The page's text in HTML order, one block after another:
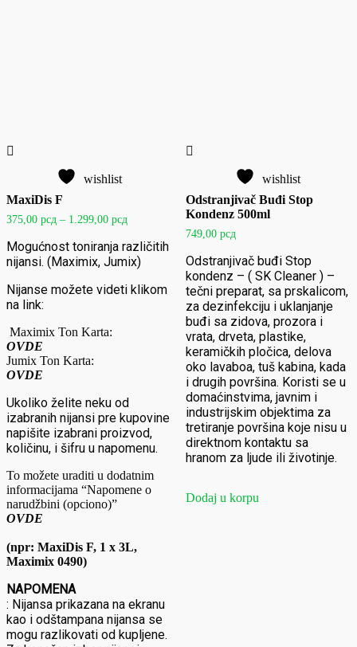
wishlist
MaxiDis F
375,00 рсд – 1.299,00 рсдRaspon
od
375,00 рсд
do
1.299,00 рсд
Mogućnost toniranja različitih
nijansi. (Maximix, Jumix)
Nijanse možete videti klikom
na link:
Maximix Ton Karta:
OVDE
Jumix Ton Karta:
OVDE
Ukoliko želite neku od
izabranih nijansi pre kupovine
napišite izabrani proizvod,
količinu, i šifru u napomenu.
To možete uraditi u dodatnim
informacijama “Napomene o
narudžbini (opciono)”
OVDE
(npr: MaxiDis F, 1 x 3L,
Maximix 0490)
NAPOMENA
: Nijansa prikazana na ekranu
kao i odštampana nijansa se
mogu razlikovati od kupljene.
wishlist
Odstranjivač Buđi Stop
Kondenz 500ml
749,00 рсд
Odstranjivač buđi Stop
kondenz – ( SK Cleaner ) –
tečni preparat, sa prskalicom,
za dezinfekciju i uklanjanje
buđi sa zidova, prozora i
vrata, drveta, plastike,
keramičkih pločica, delova
oko lavaboa, tuš kabina, kada
i drugih površina. Koristi se u
domaćinstvima, javnim i
industrijskim objektima za
tretiranje površina koje nisu u
direktnom kontaktu sa
hranom za ljude ili životinje.
Dodaj u korpu